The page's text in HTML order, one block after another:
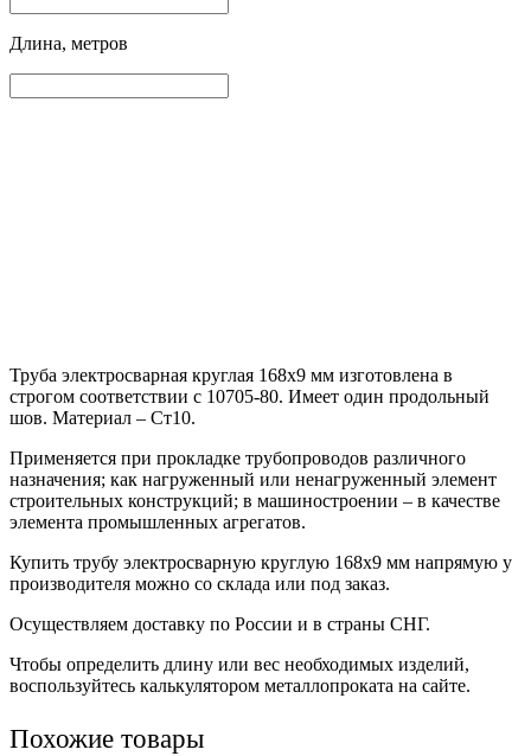
Длина, метров
Труба электросварная круглая 168х9 мм изготовлена в
строгом соответствии с 10705-80. Имеет один продольный
шов. Материал – Ст10.
Применяется при прокладке трубопроводов различного
назначения; как нагруженный или ненагруженный элемент
строительных конструкций; в машиностроении – в качестве
элемента промышленных агрегатов.
Купить трубу электросварную круглую 168х9 мм напрямую у
производителя можно со склада или под заказ.
Осуществляем доставку по России и в страны СНГ.
Чтобы определить длину или вес необходимых изделий,
воспользуйтесь калькулятором металлопроката на сайте.
Похожие товары